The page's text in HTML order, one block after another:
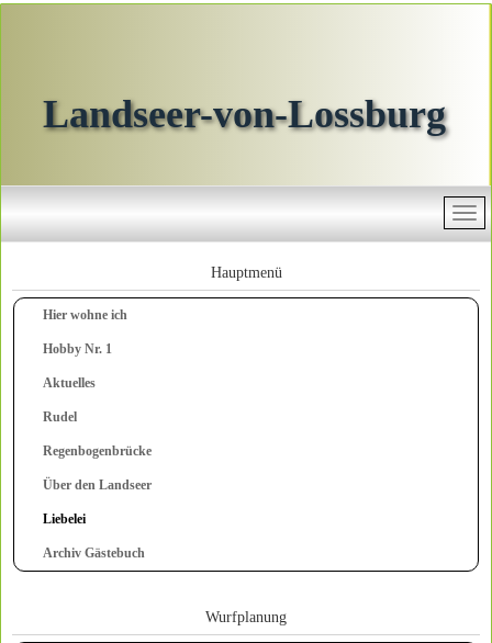
Landseer-von-Lossburg
Hauptmenü
Hier wohne ich
Hobby Nr. 1
Aktuelles
Rudel
Regenbogenbrücke
Über den Landseer
Liebelei
Archiv Gästebuch
Wurfplanung